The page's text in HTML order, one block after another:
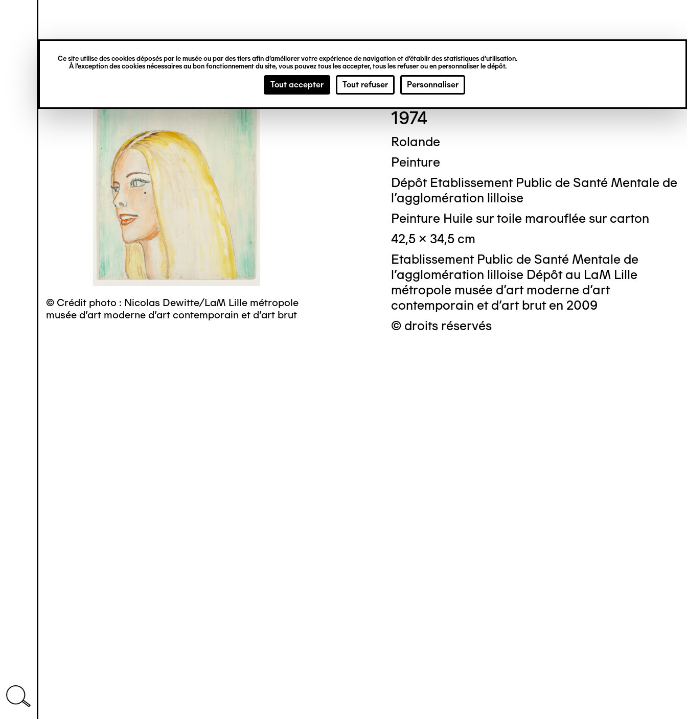
Ce site utilise des cookies déposés par le musée ou par des tiers afin d’améliorer votre expérience de navigation et d’établir des statistiques d’utilisation.
À l’exception des cookies nécessaires au bon fonctionnement du site, vous pouvez tous les accepter, tous les refuser ou en personnaliser le dépôt.
Tout accepter Tout refuser Personnaliser
principal
verticale
© Crédit photo : Nicolas Dewitte/LaM Lille métropole
musée d’art moderne d’art contemporain et d’art brut
Georges RAFFIER
1974
Rolande
Peinture
Dépôt Etablissement Public de Santé Mentale de
l'agglomération lilloise
Peinture Huile sur toile marouflée sur carton
42,5 x 34,5 cm
Etablissement Public de Santé Mentale de
l'agglomération lilloise Dépôt au LaM Lille
métropole musée d’art moderne d’art
contemporain et d’art brut en 2009
© droits réservés